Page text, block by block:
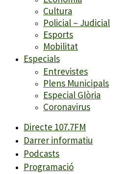
Cultura
Policial – Judicial
Esports
Mobilitat
Especials
Entrevistes
Plens Municipals
Especial Glòria
Coronavirus
Directe 107.7FM
Darrer informatiu
Podcasts
Programació